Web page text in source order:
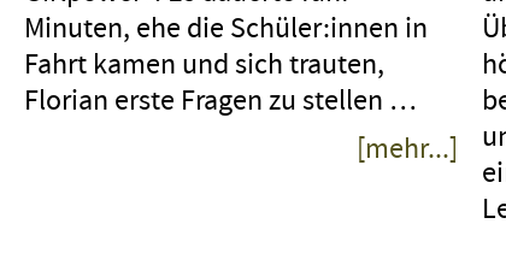
Minuten, ehe die Schüler:innen in
Fahrt kamen und sich trauten,
Florian erste Fragen zu stellen …
[mehr...]